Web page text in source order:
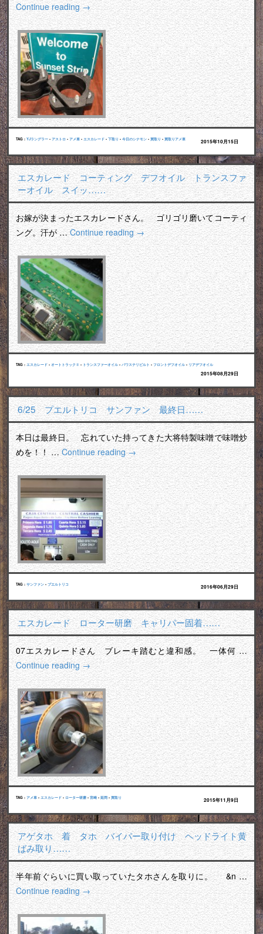
Continue reading→
TAG : YJラングラー • アストロ • アメ車 • エスカレード • 下取り • 今日のシナモン • 買取り • 買取りアメ車 2015年10月15日
エスカレード コーティング デフオイル トランスファ
ーオイル スイッ……
お嫁が決まったエスカレードさん。 ゴリゴリ磨いてコーティ
ング。汗が …Continue reading→
TAG : エスカレード • オートトラックⅡ • トランスファーオイル • パワステリビルト • フロントデフオイル • リアデフオイル
2015年08月29日
6/25 プエルトリコ サンファン 最終日……
本日は最終日。 忘れていた持ってきた大将特製味噌で味噌炒
めを！！ …Continue reading→
TAG : サンファン • プエルトリコ 2016年06月29日
エスカレード ローター研磨 キャリパー固着……
07エスカレードさん ブレーキ踏むと違和感。 一体何 …
Continue reading→
TAG : アメ車 • エスカレード • ローター研磨 • 宮崎 • 延岡 • 買取り 2015年11月9日
アゲタホ 着 タホ バイパー取り付け ヘッドライト黄
ばみ取り……
半年前ぐらいに買い取っていたタホさんを取りに。 &n …
Continue reading→